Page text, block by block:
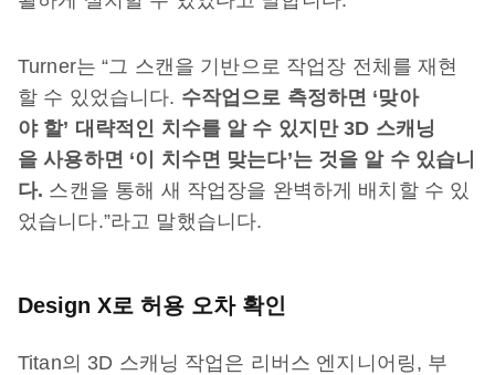
Turner는 “그 스캔을 기반으로 작업장 전체를 재현
할 수 있었습니다. 수작업으로 측정하면 ‘맞아
야 할’ 대략적인 치수를 알 수 있지만 3D 스캐닝
을 사용하면 ‘이 치수면 맞는다’는 것을 알 수 있습니
다. 스캔을 통해 새 작업장을 완벽하게 배치할 수 있
었습니다.”라고 말했습니다.
Design X로 허용 오차 확인
Titan의 3D 스캐닝 작업은 리버스 엔지니어링, 부